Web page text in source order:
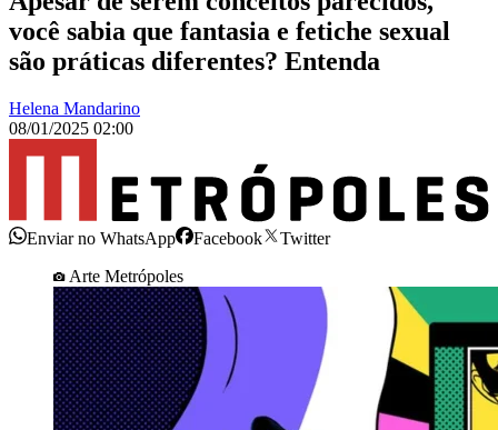
você sabia que fantasia e fetiche sexual
são práticas diferentes? Entenda
Helena Mandarino
08/01/2025 02:00
Enviar no WhatsApp Facebook
Twitter
Arte Metrópoles